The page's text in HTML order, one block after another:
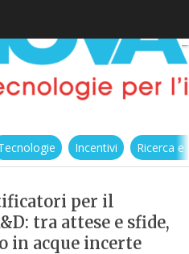
Incentivi Ricerca
per il
tra attese e sfide,
in acque incerte